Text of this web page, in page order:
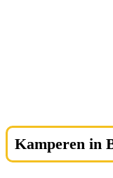
Kamperen in